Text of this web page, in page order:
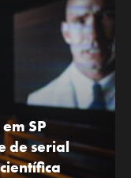
SP
de serial